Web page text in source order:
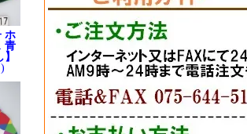
ホ
青